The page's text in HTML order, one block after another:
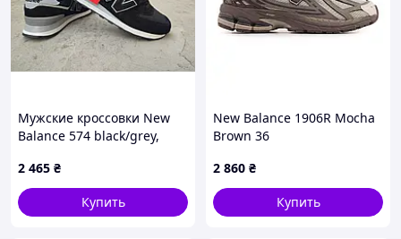
Мужские кроссовки New
Balance 574 black/grey,
демисезонные черные с
серым 45 (29,0 см)
2 465 ₴
Купить
New Balance 1906R Mocha
Brown 36
2 860 ₴
Купить